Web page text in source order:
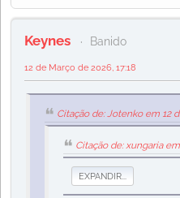
Keynes Banido
12 de Março de 2026, 17:18
Citação de: Jotenko em 12
Citação de: xungaria
EXPANDIR...